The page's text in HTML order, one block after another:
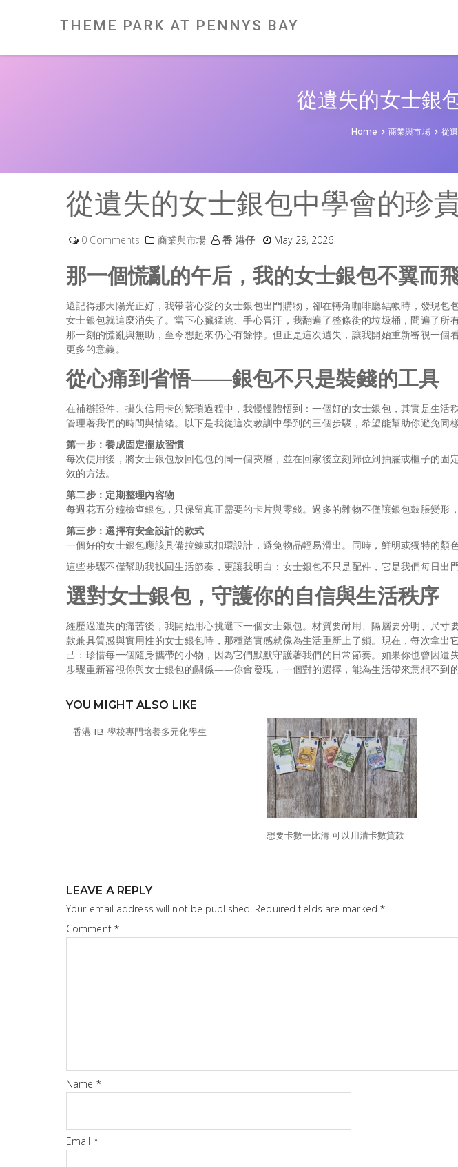
THEME PARK AT PENNYS BAY
從遺失的女士銀
Home 商業與市場 從
從遺失的女士銀包中學會的珍
0 Comments 商業與市場 香 港仔 May 29, 2026
那一個慌亂的午后，我的女士銀包不翼而
還記得那天陽光正好，我帶著心愛的女士銀包出門購物，卻在轉角咖啡廳結帳時，發現
女士銀包就這麼消失了。當下心臟猛跳、手心冒汗，我翻遍了整條街的垃圾桶，問遍了所
那一刻的慌亂與無助，至今想起來仍心有餘悸。但正是這次遺失，讓我開始重新審視一個
更多的意義。
從心痛到省悟——銀包不只是裝錢的工具
在補辦證件、掛失信用卡的繁瑣過程中，我慢慢體悟到：一個好的女士銀包，其實是生活
管理著我們的時間與情緒。以下是我從這次教訓中學到的三個步驟，希望能幫助你避免同
第一步：養成固定擺放習慣
每次使用後，將女士銀包放回包包的同一個夾層，並在回家後立刻歸位到抽屜或櫃子的固
效的方法。
第二步：定期整理內容物
每週花五分鐘檢查銀包，只保留真正需要的卡片與零錢。過多的雜物不僅讓銀包鼓脹變形
第三步：選擇有安全設計的款式
一個好的女士銀包應該具備拉鍊或扣環設計，避免物品輕易滑出。同時，鮮明或獨特的顏
這些步驟不僅幫助我找回生活節奏，更讓我明白：女士銀包不只是配件，它是我們每日出
選對女士銀包，守護你的自信與生活秩序
經歷過遺失的痛苦後，我開始用心挑選下一個女士銀包。材質要耐用、隔層要分明、尺寸
款兼具質感與實用性的女士銀包時，那種踏實感就像為生活重新上了鎖。現在，每次拿出
己：珍惜每一個隨身攜帶的小物，因為它們默默守護著我們的日常節奏。如果你也曾因遺
步驟重新審視你與女士銀包的關係——你會發現，一個對的選擇，能為生活帶來意想不到的
YOU MIGHT ALSO LIKE
⾹港 IB 學校專門培養多元化學生
想要卡數一比清 可以用清卡數貸款
LEAVE A REPLY
Your email address will not be published. Required fields are marked *
Comment *
Name *
Email *